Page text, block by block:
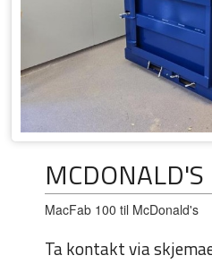
MCDONALD'S
MacFab 100 til McDonald's
Ta kontakt via